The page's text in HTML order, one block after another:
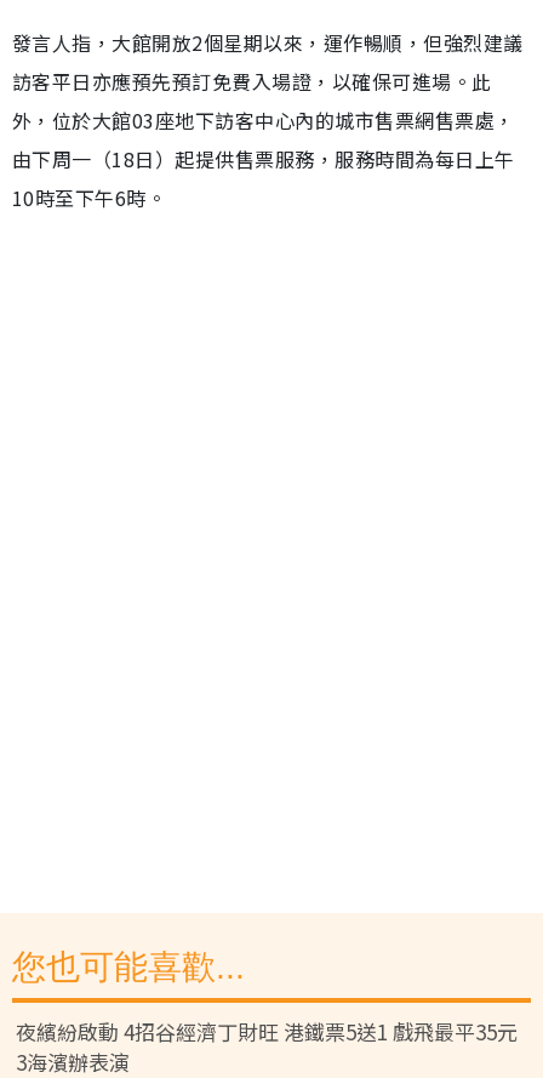
發言人指，大館開放2個星期以來，運作暢順，但強烈建議
訪客平日亦應預先預訂免費入場證，以確保可進場。此
外，位於大館03座地下訪客中心內的城市售票網售票處，
由下周一（18日）起提供售票服務，服務時間為每日上午
10時至下午6時。
您也可能喜歡...
夜繽紛啟動 4招谷經濟丁財旺 港鐵票5送1 戲飛最平35元
3海濱辦表演